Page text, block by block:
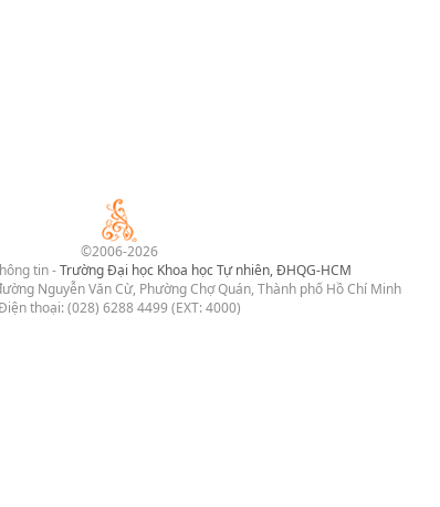
©2006-2026
tin -Trường Đại học Khoa học Tự nhiên, ĐHQG-HCM
Nguyễn Văn Cừ, Phường Chợ Quán, Thành phố Hồ Chí Minh
thoại: (028) 6288 4499 (EXT: 4000)